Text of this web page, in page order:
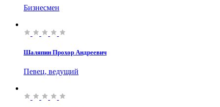
Бизнесмен
Шаляпин Прохор Андреевич
Певец, ведущий